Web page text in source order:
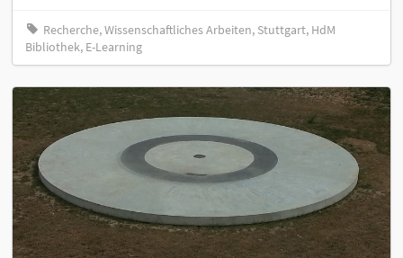
Recherche, Wissenschaftliches Arbeiten, Stuttgart, HdM
Bibliothek, E-Learning